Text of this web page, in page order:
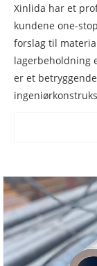
Xinlida har et
kundene one-
forslag til
lagerbeholdning
er et